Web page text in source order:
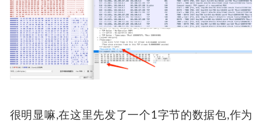
很明显嘛,在这里先发了一个1字节的数据包,作为